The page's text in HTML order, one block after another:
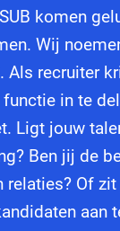
komen
Wij
Als recruiter
in te
Ligt jouw
Ben jij de
relaties? Of
aan